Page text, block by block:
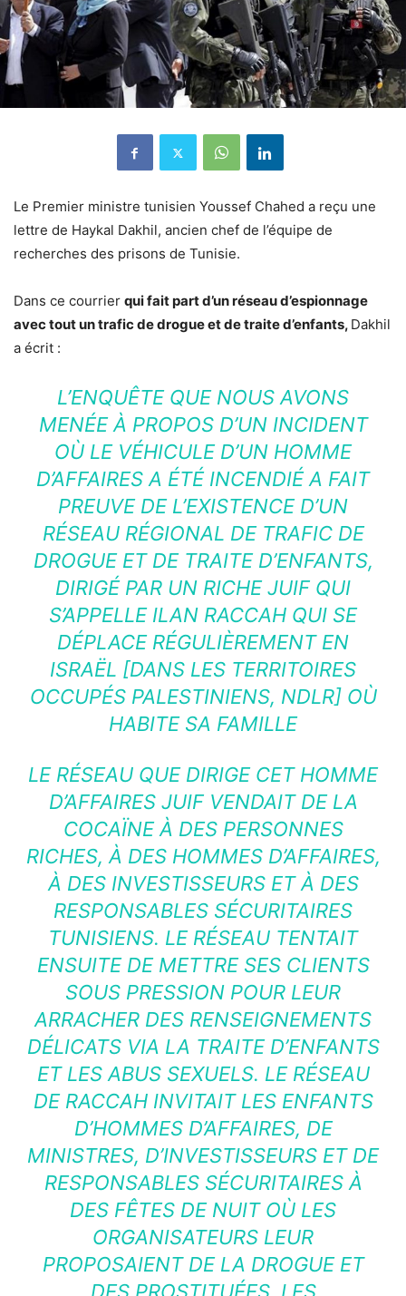
Le Premier ministre tunisien Youssef Chahed a reçu une
lettre de Haykal Dakhil, ancien chef de l’équipe de
recherches des prisons de Tunisie.
Dans ce courrier qui fait part d’un réseau d’espionnage
avec tout un trafic de drogue et de traite d’enfants, Dakhil
a écrit :
L’ENQUÊTE QUE NOUS AVONS
MENÉE À PROPOS D’UN INCIDENT
OÙ LE VÉHICULE D’UN HOMME
D’AFFAIRES A ÉTÉ INCENDIÉ A FAIT
PREUVE DE L’EXISTENCE D’UN
RÉSEAU RÉGIONAL DE TRAFIC DE
DROGUE ET DE TRAITE D’ENFANTS,
DIRIGÉ PAR UN RICHE JUIF QUI
S’APPELLE ILAN RACCAH QUI SE
DÉPLACE RÉGULIÈREMENT EN
ISRAËL [DANS LES TERRITOIRES
OCCUPÉS PALESTINIENS, NDLR] OÙ
HABITE SA FAMILLE
LE RÉSEAU QUE DIRIGE CET HOMME
D’AFFAIRES JUIF VENDAIT DE LA
COCAÏNE À DES PERSONNES
RICHES, À DES HOMMES D’AFFAIRES,
À DES INVESTISSEURS ET À DES
RESPONSABLES SÉCURITAIRES
TUNISIENS. LE RÉSEAU TENTAIT
ENSUITE DE METTRE SES CLIENTS
SOUS PRESSION POUR LEUR
ARRACHER DES RENSEIGNEMENTS
DÉLICATS VIA LA TRAITE D’ENFANTS
ET LES ABUS SEXUELS. LE RÉSEAU
DE RACCAH INVITAIT LES ENFANTS
D’HOMMES D’AFFAIRES, DE
MINISTRES, D’INVESTISSEURS ET DE
RESPONSABLES SÉCURITAIRES À
DES FÊTES DE NUIT OÙ LES
ORGANISATEURS LEUR
PROPOSAIENT DE LA DROGUE ET